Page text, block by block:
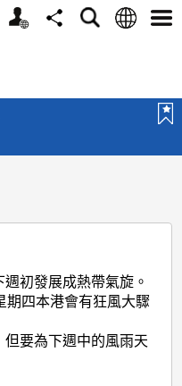
個
分
搜
語
選
初發展成熱帶氣旋。
期四本港會有狂風大驟
但要為下週中的風雨天